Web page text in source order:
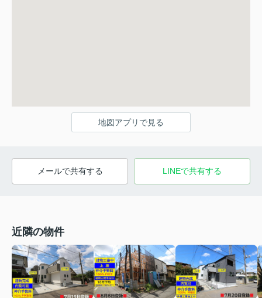
地図アプリで見る
メールで共有する LINEで共有する
近隣の物件